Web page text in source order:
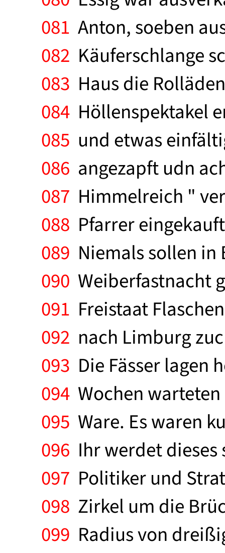
081 Anton, soeben
082 Käuferschlange
083 Haus die
084 Höllenspektakel
085 und etwas
086 angezapft udn
087 Himmelreich "
088 Pfarrer
089 Niemals sollen in
090 Weiberfastnacht
091 Freistaat
092 nach Limburg
093 Die Fässer lagen
094 Wochen
095 Ware. Es waren
096 Ihr werdet
097 Politiker und
098 Zirkel um die
099 Radius von